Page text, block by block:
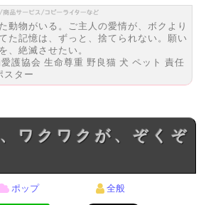
動物がいる。ご主人の愛情が、ボクより
た記憶は、ずっと、捨てられない。願い
、絶滅させたい。
護協会 生命尊重 野良猫 犬 ペット 責任
スター
ポップ 全般